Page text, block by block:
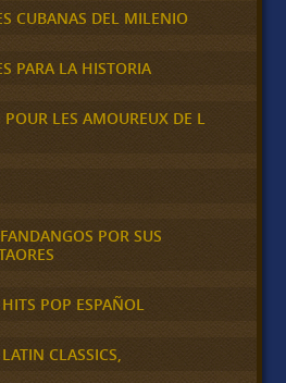
CUBANAS DEL MILENIO
PARA LA HISTORIA
LES AMOUREUX DE L
POR SUS
POP ESPAÑOL
CLASSICS,